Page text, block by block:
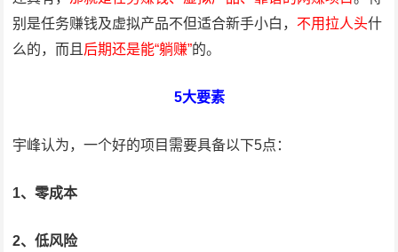
别是任务赚钱及虚拟产品不但适合新手小白， 不用拉人头什
么的，而且 后期还是能“躺赚”的。
5大要素
宇峰认为，一个好的项目需要具备以下5点：
1、零成本
2、低风险